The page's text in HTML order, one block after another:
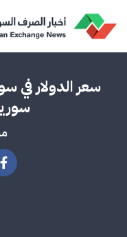
سعر الدولار في
سوريا 25/6/